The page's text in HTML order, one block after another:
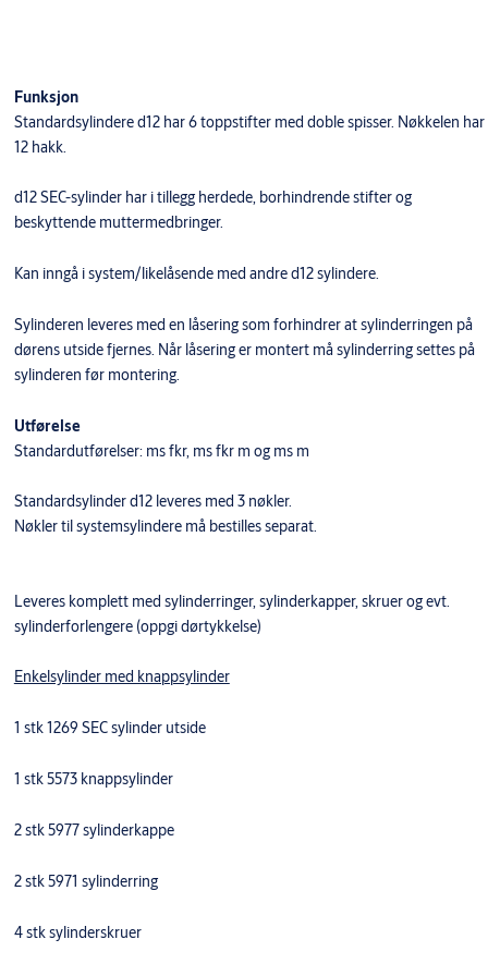
Funksjon
Standardsylindere d12 har 6 toppstifter med doble spisser. Nøkkelen har
12 hakk.
d12 SEC-sylinder har i tillegg herdede, borhindrende stifter og
beskyttende muttermedbringer.
​Kan inngå i system/likelåsende med andre d12 sylindere.
Sylinderen leveres med en låsering som forhindrer at sylinderringen på
dørens utside fjernes. Når låsering er montert må sylinderring settes på
sylinderen før montering.
Utførelse
Standardutførelser: ms fkr, ms fkr m og ms m
Standardsylinder d12 leveres med 3 nøkler.
Nøkler til systemsylindere må bestilles separat.
Leveres komplett med sylinderringer, sylinderkapper, skruer og evt.
sylinderforlengere (oppgi dørtykkelse)
Enkelsylinder med knappsylinder
1 stk 1269 SEC sylinder utside
1 stk 5573 knappsylinder
2 stk 5977 sylinderkappe
2 stk 5971 sylinderring
4 stk sylinderskruer